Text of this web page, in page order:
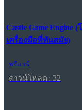
Castle Game Engine
เครื่องมือที่ทันสมัย)
ฟรีแวร์
ดาวน์โหลด : 32